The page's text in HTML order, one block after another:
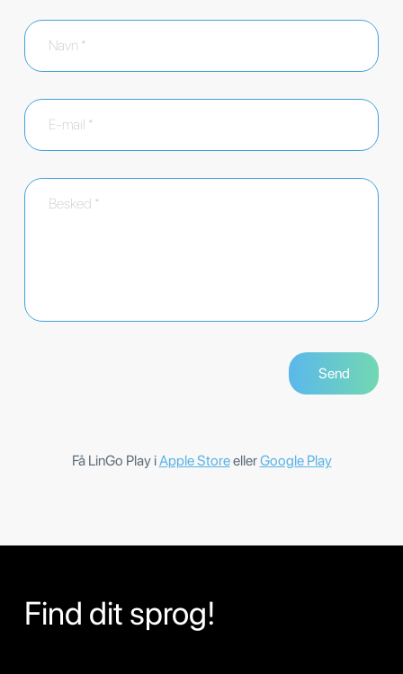
Få LinGo Play iApple StoreellerGoogle Play
Find dit sprog!